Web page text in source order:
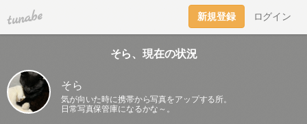
tuna.be 新規登録 ログイン
そら、現在の状況
そら
気が向いた時に携帯から写真をアップする所。
日常写真保管庫になるかな～。